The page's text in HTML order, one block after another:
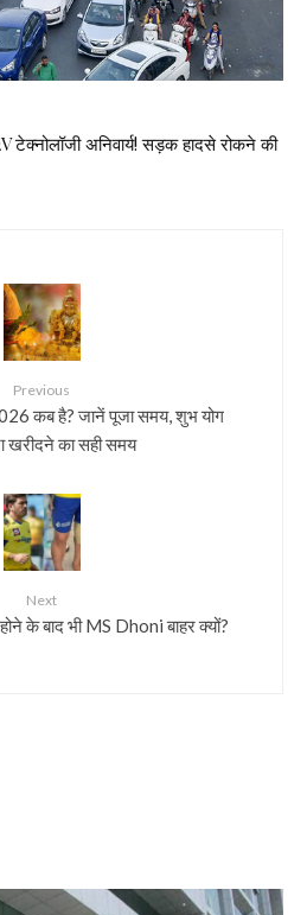
अनिवार्य! सड़क हादसे रोकने की
Previous
कब है? जानें पूजा समय, शुभ योग
खरीदने का सही समय
Next
के बाद भी MS Dhoni बाहर क्यों?